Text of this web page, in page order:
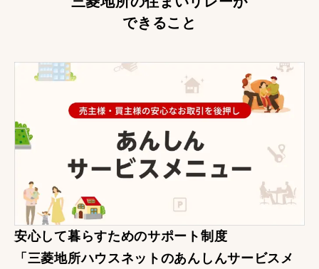
できること
安心して暮らすためのサポート制度
「三菱地所ハウスネットのあんしんサービスメ